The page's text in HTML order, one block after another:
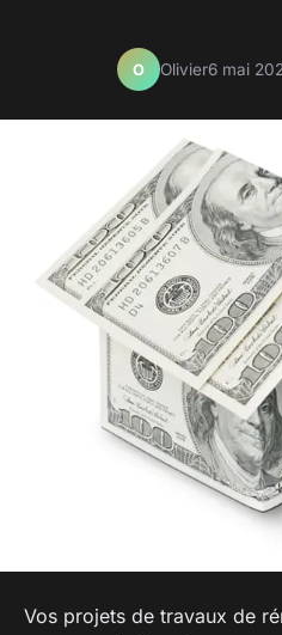
O Olivier6 mai
Vos projets de travaux de